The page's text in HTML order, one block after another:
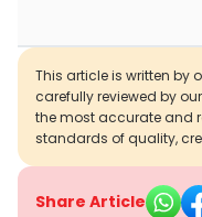
This article is written by
carefully reviewed by
the most accurate and
standards of quality,
Share Article